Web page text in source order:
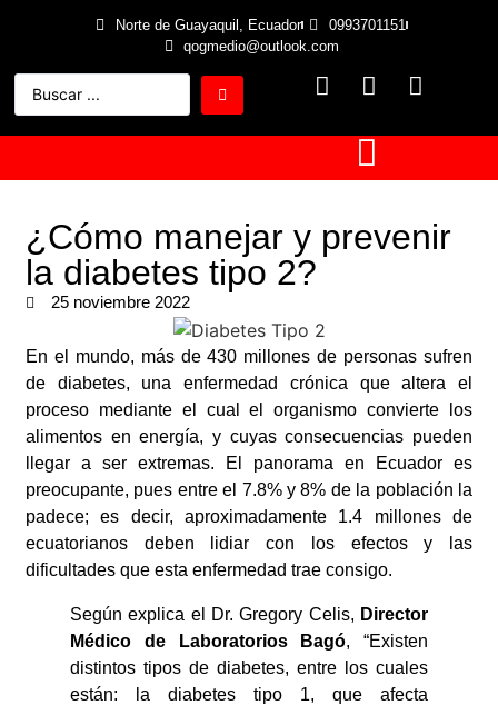
Norte de Guayaquil, Ecuador
0993701151
qogmedio@outlook.com
¿Cómo manejar y prevenir
la diabetes tipo 2?
25 noviembre 2022
En el mundo, más de 430 millones de personas sufren
de diabetes, una enfermedad crónica que altera el
proceso mediante el cual el organismo convierte los
alimentos en energía, y cuyas consecuencias pueden
llegar a ser extremas. El panorama en Ecuador es
preocupante, pues entre el 7.8% y 8% de la población la
padece; es decir, aproximadamente 1.4 millones de
ecuatorianos deben lidiar con los efectos y las
dificultades que esta enfermedad trae consigo.
Según explica el Dr. Gregory Celis, Director
Médico de Laboratorios Bagó, “Existen
distintos tipos de diabetes, entre los cuales
están: la diabetes tipo 1, que afecta